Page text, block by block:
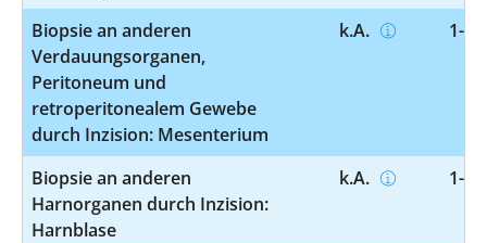
Biopsie an anderen
Verdauungsorganen,
Peritoneum und
retroperitonealem Gewebe
durch Inzision: Mesenterium
k.A. 1-
Biopsie an anderen
Harnorganen durch Inzision:
Harnblase
k.A. 1-